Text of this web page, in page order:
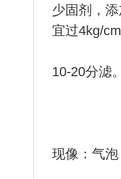
少固剂，
宜过4kg/
10-20分滤
现像：气泡